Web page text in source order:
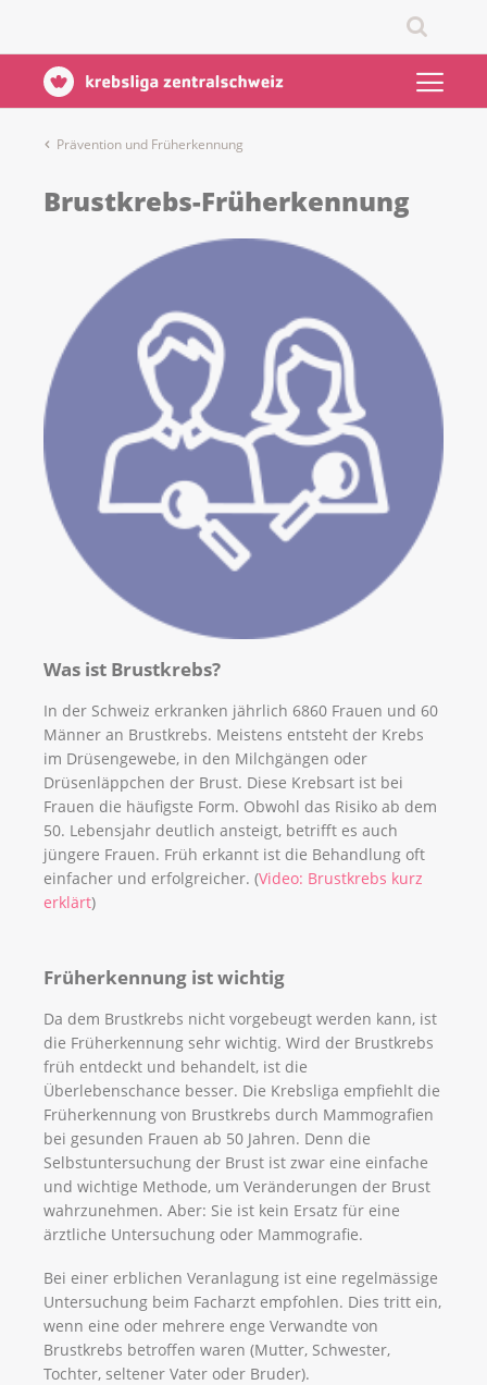
Prävention und Früherkennung
Brustkrebs-Früherkennung
Was ist Brustkrebs?
In der Schweiz erkranken jährlich 6860 Frauen und 60
Männer an Brustkrebs. Meistens entsteht der Krebs
im Drüsengewebe, in den Milchgängen oder
Drüsenläppchen der Brust. Diese Krebsart ist bei
Frauen die häufigste Form. Obwohl das Risiko ab dem
50. Lebensjahr deutlich ansteigt, betrifft es auch
jüngere Frauen. Früh erkannt ist die Behandlung oft
einfacher und erfolgreicher. (Video: Brustkrebs kurz
erklärt)
Früherkennung ist wichtig
Da dem Brustkrebs nicht vorgebeugt werden kann, ist
die Früherkennung sehr wichtig. Wird der Brustkrebs
früh entdeckt und behandelt, ist die
Überlebenschance besser. Die Krebsliga empfiehlt die
Früherkennung von Brustkrebs durch Mammografien
bei gesunden Frauen ab 50 Jahren. Denn die
Selbstuntersuchung der Brust ist zwar eine einfache
und wichtige Methode, um Veränderungen der Brust
wahrzunehmen. Aber: Sie ist kein Ersatz für eine
ärztliche Untersuchung oder Mammografie.
Bei einer erblichen Veranlagung ist eine regelmässige
Untersuchung beim Facharzt empfohlen. Dies tritt ein,
wenn eine oder mehrere enge Verwandte von
Brustkrebs betroffen waren (Mutter, Schwester,
Tochter, seltener Vater oder Bruder).